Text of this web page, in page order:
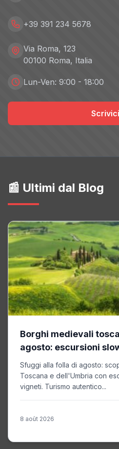
+39 391 234 5678
Via Roma, 123
00100 Roma, Italia
Lun-Ven: 9:00 - 18:00
Scrivici
📰 Ultimi dal Blog
Borghi medievali
agosto: escursioni
castelli
Sfuggi alla folla di agosto:
Toscana e dell'Umbria con
vigneti. Turismo autentico...
8 août 2026